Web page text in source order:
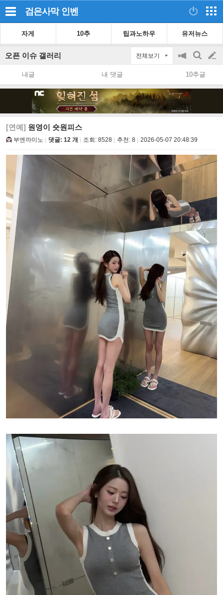
검은사막 인벤
자게 10추 팁과노하우 유저뉴스
오픈 이슈 갤러리 전체보기
공
지
on/off
검
색
글
쓰
내글 내 댓글 10추글
[연예] 원영이 숏원피스
부엔까미노 댓글: 12 개 조회: 8528 추천: 8 2026-05-07 20:48:39